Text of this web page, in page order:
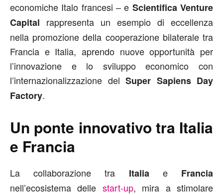
economiche Italo francesi – e Scientifica Venture
Capital rappresenta un esempio di eccellenza
nella promozione della cooperazione bilaterale tra
Francia e Italia, aprendo nuove opportunità per
l’innovazione e lo sviluppo economico con
l’internazionalizzazione del Super Sapiens Day
Factory.
Un ponte innovativo tra Italia
e Francia
La collaborazione tra Italiae Francia
nell’ecosistema delle start-up, mira a stimolare